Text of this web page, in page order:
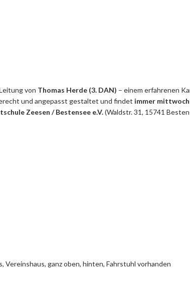
von Thomas Herde (3. DAN) – einem erfahrenen
und angepasst gestaltet und findet immer
Zeesen / Bestensee e.V.(Waldstr. 31, 15741
Vereinshaus, ganz oben, hinten, Fahrstuhl vorhanden